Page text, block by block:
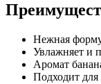
Нежная
Увлажняет и
Аромат
Подходит